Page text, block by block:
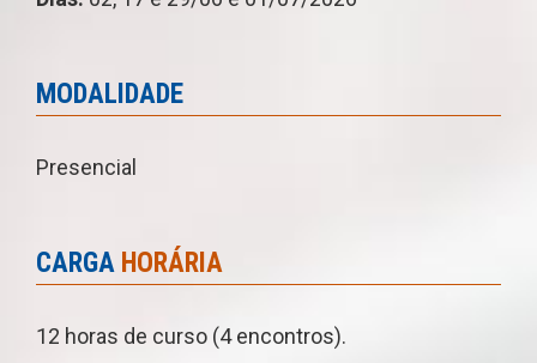
MODALIDADE
Presencial
CARGA HORÁRIA
12 horas de curso (4 encontros).